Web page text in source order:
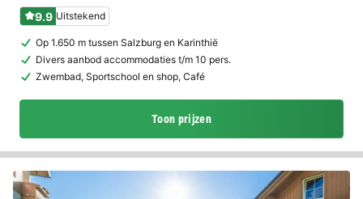
9.9 Uitstekend
Op 1.650 m tussen Salzburg en Karinthië
Divers aanbod accommodaties t/m 10 pers.
Zwembad, Sportschool en shop, Café
Toon prijzen